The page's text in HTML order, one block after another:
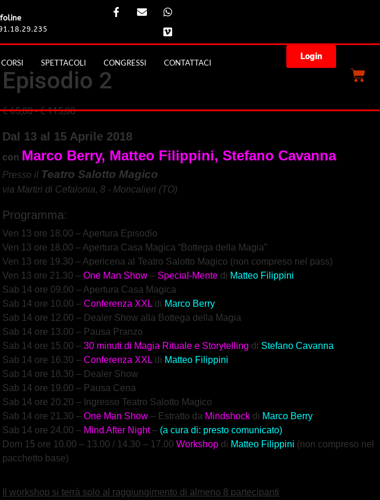
SPETTACOLI CONGRESSI CONTATTACI
Login
Episodio 2
€65,00 - €115,00
Dal 13 al 15 Aprile 2018
con Marco Berry, Matteo Filippini, Stefano Cavanna
Presso il Teatro Salotto Magico
via Martiri di Cefalonia, 8 - Moncalieri (TO)
Programma:
Ven 13 ore 18.00 – Apertura Episodio
Ven 13 ore 18.00 – Apertura Casa Magica “Bottega della Magia”
Ven 13 ore 19.30 – Apericena al Teatro Salotto Magico (non compreso nel pass)
Ven 13 ore 21.30 – One Man Show– Special-Mentedi Matteo Filippini
Sab 14 ore 09.00 – Apertura Casa Magica
Sab 14 ore 10.00 – Conferenza XXLdi Marco Berry
Sab 14 ore 12.00 – Dealer Show alla Bottega della Magia
Sab 14 ore 13.00 – Pausa Pranzo
Sab 14 ore 15.00 – 30 minuti di Magia Rituale e Storytelling di Stefano Cavanna
Sab 14 ore 16.30 – Conferenza XXLdi Matteo Filippini
Sab 14 ore 18.30 – Dealer Show
Sab 14 ore 19.00 – Pausa Cena
Sab 14 ore 20.20 – Ingresso Teatro Salotto Magico
Sab 14 ore 21.30 – One Man Show– Estratto da Mindshockdi Marco Berry
Sab 14 ore 24.00 – Mind After Night– (a cura di: presto comunicato)
Dom 15 ore 10.00 – 13.00 / 14.30 – 17.00 Workshopdi Matteo Filippini (non compreso nel
pacchetto base)
Il workshop si terrà solo al raggiungimento di almeno 8 partecipanti